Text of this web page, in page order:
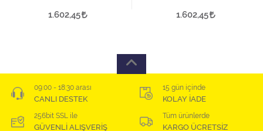
1.602,45 1.602,45
09:00 - 18:30 arası
CANLI DESTEK
15 gün içinde
KOLAY İADE
256bit SSL ile
GÜVENLİ ALIŞVERİŞ
Tüm ürünlerde
KARGO ÜCRETSİZ